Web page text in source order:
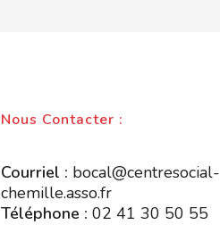
Nous Contacter :
Courriel : bocal@centresocial-
chemille.asso.fr
Téléphone : 02 41 30 50 55